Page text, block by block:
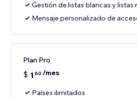
Gestión de listas blancas y listas
Mensaje personalizado de
Plan Pro
$ 1 60 /mes
Países ilimitados